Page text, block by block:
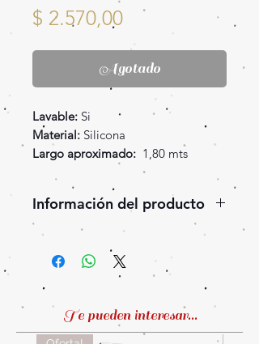
$ 2.570,00Precio
Agotado
Lavable: Si
Material: Silicona
Largo aproximado: 1,80 mts
Información del producto
Manguera lavable de silicona con
boquilla de acrílico.
Te pueden interesar...